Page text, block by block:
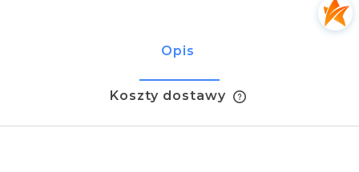
Opis
Koszty dostawy
Cena nie zawiera ewentualnych kosztów płatności